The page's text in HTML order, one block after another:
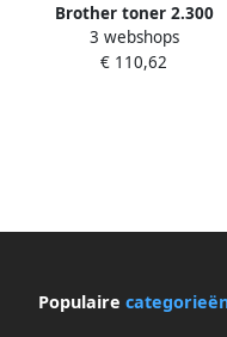
Brother toner 2.300
pagina&apos;s OEM TN-
248XLM magenta
3 webshops
€ 110,62
Populaire